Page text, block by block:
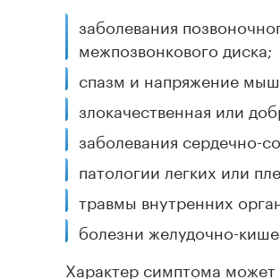
заболевания
межпозвонкового диска;
спазм и напряжение
злокачественная или
заболевания сердечно-
патологии легких или
травмы внутренних
болезни желудочно-
Характер симптома